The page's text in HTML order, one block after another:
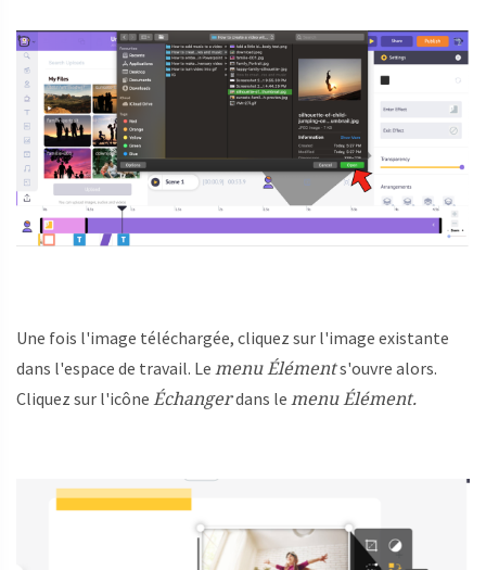
Une fois l'image téléchargée, cliquez sur l'image existante
dans l'espace de travail. Le menu Éléments'ouvre alors.
Cliquez sur l'icône Échangerdans le menu Élément.